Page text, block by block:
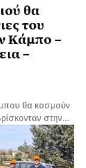
θα
του
Κάμπο –
–
θα κοσμούν
στην...